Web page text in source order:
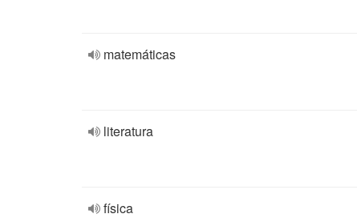
matemáticas
literatura
física